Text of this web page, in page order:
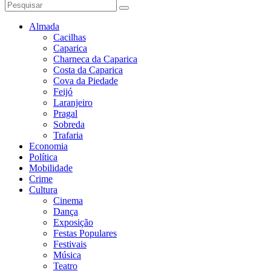
Almada
Cacilhas
Caparica
Charneca da Caparica
Costa da Caparica
Cova da Piedade
Feijó
Laranjeiro
Pragal
Sobreda
Trafaria
Economia
Política
Mobilidade
Crime
Cultura
Cinema
Dança
Exposição
Festas Populares
Festivais
Música
Teatro